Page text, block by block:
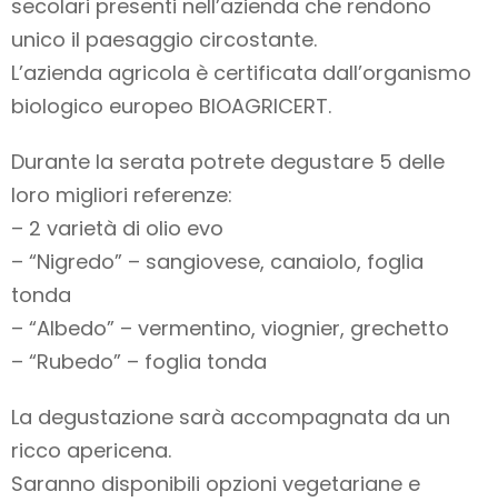
secolari presenti nell’azienda che rendono
unico il paesaggio circostante.
L’azienda agricola è certificata dall’organismo
biologico europeo BIOAGRICERT.
Durante la serata potrete degustare 5 delle
loro migliori referenze:
– 2 varietà di olio evo
– “Nigredo” – sangiovese, canaiolo, foglia
tonda
– “Albedo” – vermentino, viognier, grechetto
– “Rubedo” – foglia tonda
La degustazione sarà accompagnata da un
ricco apericena.
Saranno disponibili opzioni vegetariane e